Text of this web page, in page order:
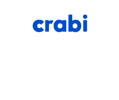
Cotiza aquí